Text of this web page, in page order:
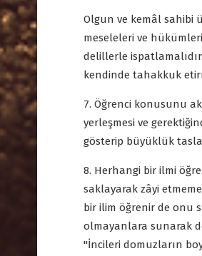
Olgun ve kemâl sahibi
meseleleri ve
delillerle
kendinde tahakkuk
7. Öğrenci konusunu
yerleşmesi ve
gösterip büyüklük
8. Herhangi bir ilmi
saklayarak zâyi
bir ilim öğrenir de onu
olmayanlara sunarak
"İncileri domuzların